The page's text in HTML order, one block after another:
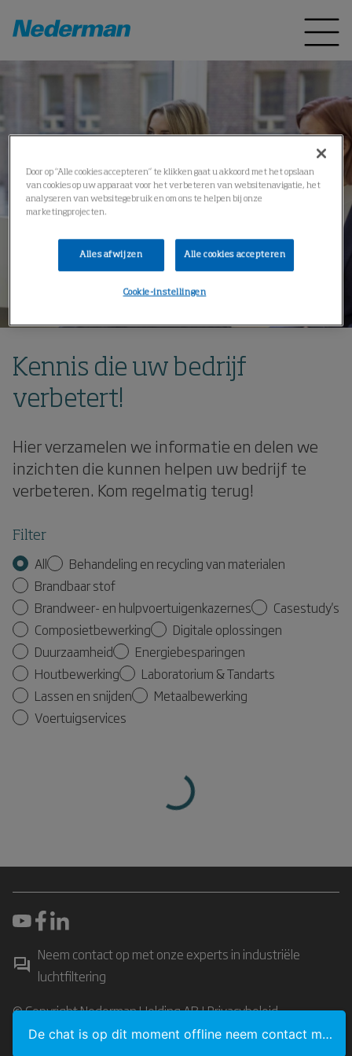
Kennis die uw bedrijf
verbetert!
Hier verzamelen we informatie en delen we
inzichten die kunnen helpen uw bedrijf te
verbeteren. Kom regelmatig terug!
Filter
All
Behandeling en recycling van materialen
Brandbaar stof
Brandweer- en hulpvoertuigenkazernes
Casestudy's
Composietbewerking
Digitale oplossingen
Duurzaamheid
Energiebesparingen
Houtbewerking
Laboratorium & Tandarts
Lassen en snijden
Metaalbewerking
Voertuigservices
Neem contact op met onze experts in industriële
luchtfiltering
© Copyright Nederman Holding AB |Privacybeleid
Door op “Alle cookies accepteren” te klikken gaat u akkoord met het opslaan
van cookies op uw apparaat voor het verbeteren van websitenavigatie, het
analyseren van websitegebruik en om ons te helpen bij onze
marketingprojecten.
Alles afwijzen Alle cookies accepteren
Cookie-instellingen
De chat is op dit moment offline neem contact met ons op